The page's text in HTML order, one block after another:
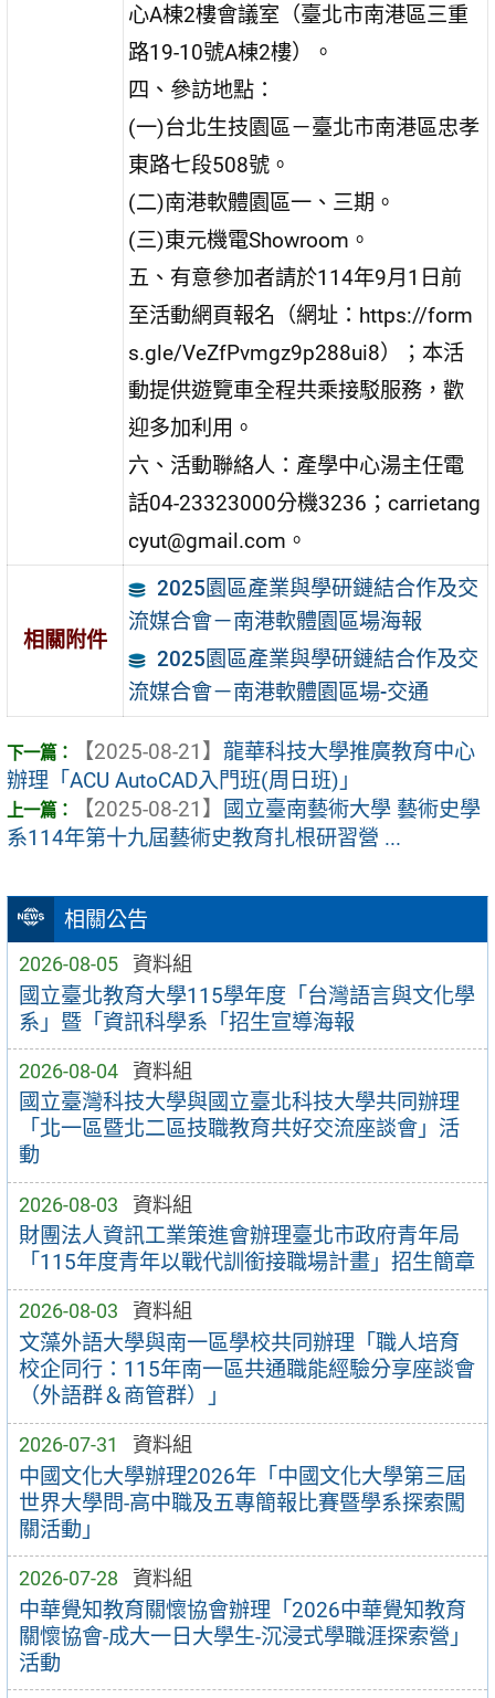
相關公告
2026-08-05 資料組
國立臺北教育大學115學年度「台灣語言與文化學
系」暨「資訊科學系「招生宣導海報
2026-08-04 資料組
國立臺灣科技大學與國立臺北科技大學共同辦理
「北一區暨北二區技職教育共好交流座談會」活
動
2026-08-03 資料組
財團法人資訊工業策進會辦理臺北市政府青年局
「115年度青年以戰代訓銜接職場計畫」招生簡章
2026-08-03 資料組
文藻外語大學與南一區學校共同辦理「職人培育
校企同行：115年南一區共通職能經驗分享座談會
（外語群＆商管群）」
2026-07-31 資料組
中國文化大學辦理2026年「中國文化大學第三屆
世界大學問-高中職及五專簡報比賽暨學系探索闖
關活動」
2026-07-28 資料組
中華覺知教育關懷協會辦理「2026中華覺知教育
關懷協會-成大一日大學生-沉浸式學職涯探索營」
活動
心A棟2樓會議室（臺北市南港區三重
路19-10號A棟2樓）。
四、參訪地點：
(一)台北生技園區－臺北市南港區忠孝
東路七段508號。
(二)南港軟體園區一、三期。
(三)東元機電Showroom。
五、有意參加者請於114年9月1日前
至活動網頁報名（網址：https://form
s.gle/VeZfPvmgz9p288ui8）；本活
動提供遊覽車全程共乘接駁服務，歡
迎多加利用。
六、活動聯絡人：產學中心湯主任電
話04-23323000分機3236；carrietang
cyut@gmail.com。
相關附件
2025園區產業與學研鏈結合作及交
流媒合會－南港軟體園區場海報
2025園區產業與學研鏈結合作及交
流媒合會－南港軟體園區場-交通
【2025-08-21】 龍華科技大學推廣教育中心
辦理「ACU AutoCAD入門班(周日班)」
【2025-08-21】
國立臺南藝術大學 藝術史學
系114年第十九屆藝術史教育扎根研習營 ...